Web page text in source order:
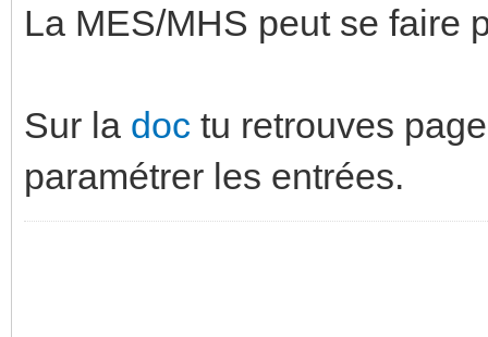
La MES/MHS peut se faire
Sur la doc tu retrouves
paramétrer les entrées.